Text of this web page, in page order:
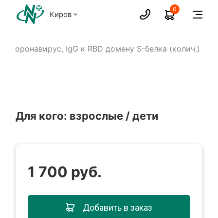
Киров
0
Коронавирус, IgG к RBD домену S-белка (колич.)
Для кого: взрослые / дети
1 700 руб.
Добавить в заказ